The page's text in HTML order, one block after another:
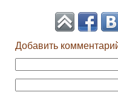
Добавить